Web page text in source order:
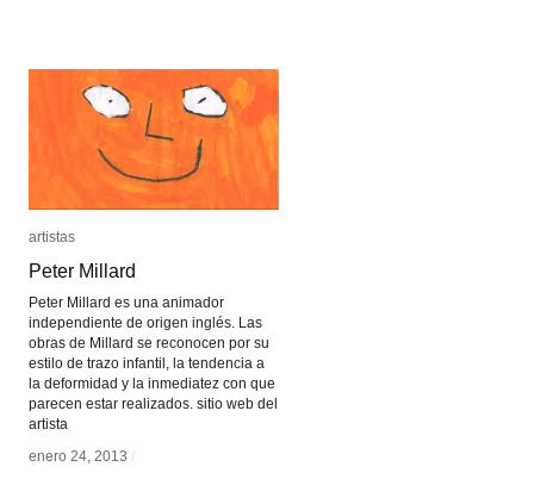
artistas
Peter Millard
Peter Millard es una animador
independiente de origen inglés. Las
obras de Millard se reconocen por su
estilo de trazo infantil, la tendencia a
la deformidad y la inmediatez con que
parecen estar realizados. sitio web del
artista
enero 24, 2013 /
artistas
Peter Millard
enero 24, 2013 /